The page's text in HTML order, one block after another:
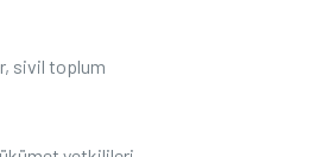
sivil toplum